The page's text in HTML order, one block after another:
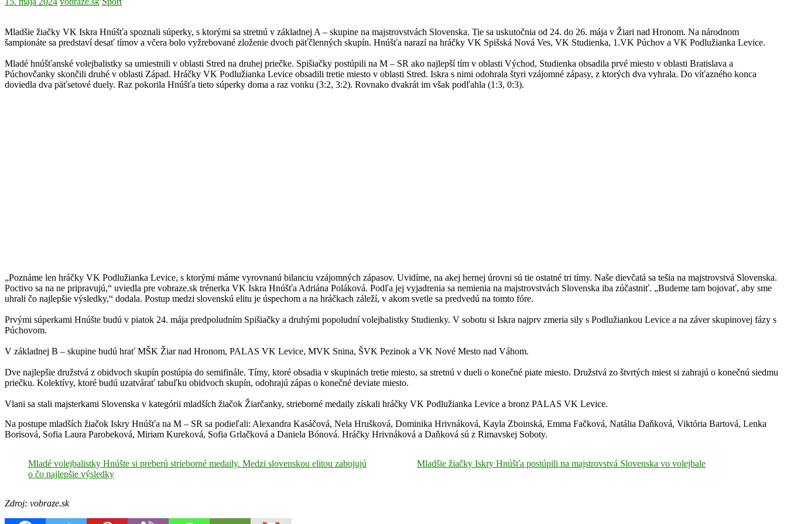
Mladšie žiačky VK Iskra Hnúšťa spoznali súperky, s ktorými sa stretnú v základnej A – skupine na majstrovstvách Slovenska. Tie sa uskutočnia od 24. do 26. mája v Žiari nad Hronom. Na národnom
šampionáte sa predstaví desať tímov a včera bolo vyžrebované zloženie dvoch päťčlenných skupín. Hnúšťa narazí na hráčky VK Spišská Nová Ves, VK Studienka, 1.VK Púchov a VK Podlužianka Levice.
Mladé hnúšťanské volejbalistky sa umiestnili v oblasti Stred na druhej priečke. Spišiačky postúpili na M – SR ako najlepší tím v oblasti Východ, Studienka obsadila prvé miesto v oblasti Bratislava a
Púchovčanky skončili druhé v oblasti Západ. Hráčky VK Podlužianka Levice obsadili tretie miesto v oblasti Stred. Iskra s nimi odohrala štyri vzájomné zápasy, z ktorých dva vyhrala. Do víťazného konca
doviedla dva päťsetové duely. Raz pokorila Hnúšťa tieto súperky doma a raz vonku (3:2, 3:2). Rovnako dvakrát im však podľahla (1:3, 0:3).
„Poznáme len hráčky VK Podlužianka Levice, s ktorými máme vyrovnanú bilanciu vzájomných zápasov. Uvidíme, na akej hernej úrovni sú tie ostatné tri tímy. Naše dievčatá sa tešia na majstrovstvá Slovenska.
Poctivo sa na ne pripravujú,“ uviedla pre vobraze.sk trénerka VK Iskra Hnúšťa Adriána Poláková. Podľa jej vyjadrenia sa nemienia na majstrovstvách Slovenska iba zúčastniť. „Budeme tam bojovať, aby sme
uhrali čo najlepšie výsledky,“ dodala. Postup medzi slovenskú elitu je úspechom a na hráčkach záleží, v akom svetle sa predvedú na tomto fóre.
Prvými súperkami Hnúšte budú v piatok 24. mája predpoludním Spišiačky a druhými popoludní volejbalistky Studienky. V sobotu si Iskra najprv zmeria sily s Podlužiankou Levice a na záver skupinovej fázy s
Púchovom.
V základnej B – skupine budú hrať MŠK Žiar nad Hronom, PALAS VK Levice, MVK Snina, ŠVK Pezinok a VK Nové Mesto nad Váhom.
Dve najlepšie družstvá z obidvoch skupín postúpia do semifinále. Tímy, ktoré obsadia v skupinách tretie miesto, sa stretnú v dueli o konečné piate miesto. Družstvá zo štvrtých miest si zahrajú o konečnú siedmu
priečku. Kolektívy, ktoré budú uzatvárať tabuľku obidvoch skupín, odohrajú zápas o konečné deviate miesto.
Vlani sa stali majsterkami Slovenska v kategórii mladších žiačok Žiarčanky, strieborné medaily získali hráčky VK Podlužianka Levice a bronz PALAS VK Levice.
Na postupe mladších žiačok Iskry Hnúšťa na M – SR sa podieľali: Alexandra Kasáčová, Nela Hrušková, Dominika Hrivnáková, Kayla Zboinská, Emma Fačková, Natália Daňková, Viktória Bartová, Lenka
Borisová, Sofia Laura Parobeková, Miriam Kureková, Sofia Grlačková a Daniela Bónová. Hráčky Hrivnáková a Daňková sú z Rimavskej Soboty.
Mladé volejbalistky Hnúšte si preberú strieborné medaily. Medzi slovenskou elitou zabojujú
o čo najlepšie výsledky
Mladšie žiačky Iskry Hnúšťa postúpili na majstrovstvá Slovenska vo volejbale
Zdroj: vobraze.sk